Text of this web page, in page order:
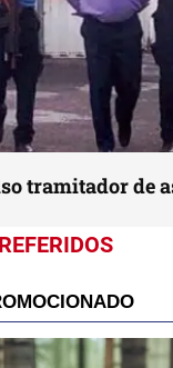
tramitador de